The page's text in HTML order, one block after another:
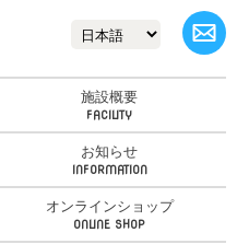
施設概要
お知らせ
オンラインショップ